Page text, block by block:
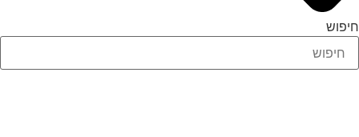
חיפוש